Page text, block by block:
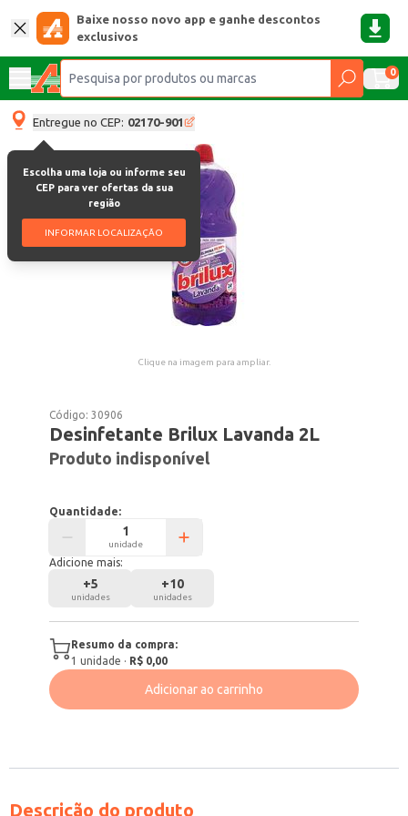
Baixe nosso novo app e ganhe descontos
exclusivos
0
Entregue no CEP: 02170-901
Escolha uma loja ou informe seu
CEP para ver ofertas da sua
região
INFORMAR LOCALIZAÇÃO
Clique na imagem para ampliar.
Código:30906
Desinfetante Brilux Lavanda 2L
Produto indisponível
Quantidade:
unidade
Adicione mais:
+5
unidades
+10
unidades
Resumo da compra:
1 unidade · R$ 0,00
Adicionar ao carrinho
Descrição do produto